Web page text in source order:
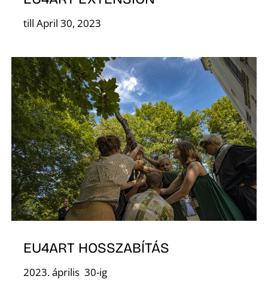
till April 30, 2023
EU4ART HOSSZABÍTÁS
2023. április 30-ig